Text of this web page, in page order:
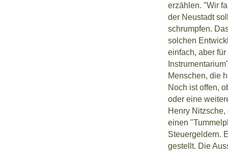
erzählen. "Wir
der Neustadt
schrumpfen.
solchen
einfach, aber
Menschen, die
Noch ist offen,
oder eine
Henry
einen
Steuergeldern.
gestellt. Die